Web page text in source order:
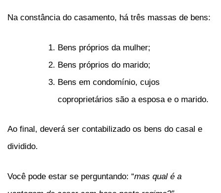
Na constância do casamento, há três massas de bens:
Bens próprios da mulher;
Bens próprios do marido;
Bens em condomínio, cujos
coproprietários são a esposa e o marido.
Ao final, deverá ser contabilizado os bens do casal e
dividido.
Você pode estar se perguntando: “mas qual é a